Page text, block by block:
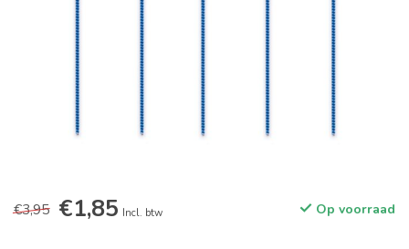
€3,95 €1,85 Incl. btw Op voorraad